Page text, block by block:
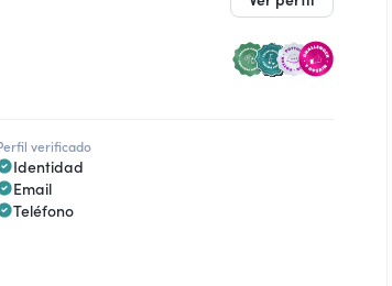
verificado
Identidad
Email
Teléfono